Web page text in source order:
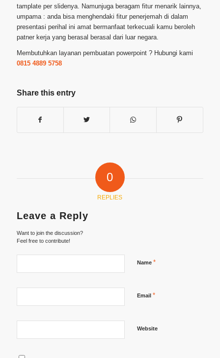
tamplate per slidenya. Namunjuga beragam fitur menarik lainnya,
umpama : anda bisa menghendaki fitur penerjemah di dalam
presentasi perihal ini amat bermanfaat terkecuali kamu beroleh
patner kerja yang berasal berasal dari luar negara.
Membutuhkan layanan pembuatan powerpoint ? Hubungi kami
0815 4889 5758
Share this entry
0
REPLIES
Leave a Reply
Want to join the discussion?
Feel free to contribute!
Name *
Email *
Website